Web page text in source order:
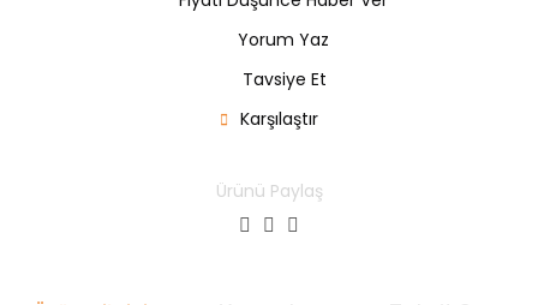
Yorum Yaz
Tavsiye Et
Karşılaştır
Ürünü Paylaş